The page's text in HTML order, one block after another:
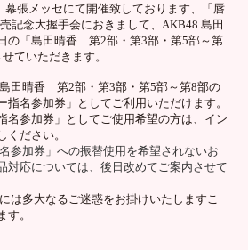
幕張メッセにて開催致しております、「唇
記念大握手会におきまして、AKB48 島田
の「島田晴香 第2部・第3部・第5部～第
ていただきます。
田晴香 第2部・第3部・第5部～第8部の
名参加券」としてご利用いただけます。
名参加券」としてご使用希望の方は、イン
ください。
参加券」への振替使用を希望されないお
対応については、後日改めてご案内させて
は多大なるご迷惑をお掛けいたしますこ
す。